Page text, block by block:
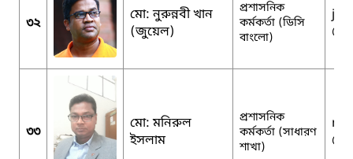
৩২
মো: নুরুন্নবী খান
(জুয়েল)
প্রশাসনিক
কর্মকর্তা (ডিসি
বাংলো)
৩৩
মো: মনিরুল
ইসলাম
প্রশাসনিক
কর্মকর্তা (সাধারণ
শাখা)